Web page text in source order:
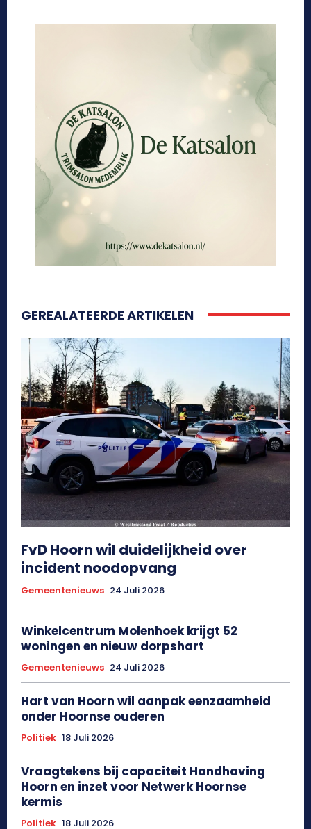
GEREALATEERDE ARTIKELEN
FvD Hoorn wil duidelijkheid over
incident noodopvang
Gemeentenieuws 24 Juli 2026
Winkelcentrum Molenhoek krijgt 52
woningen en nieuw dorpshart
Gemeentenieuws 24 Juli 2026
Hart van Hoorn wil aanpak eenzaamheid
onder Hoornse ouderen
Politiek 18 Juli 2026
Vraagtekens bij capaciteit Handhaving
Hoorn en inzet voor Netwerk Hoornse
kermis
Politiek 18 Juli 2026